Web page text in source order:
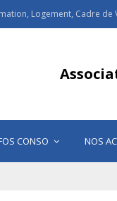
Logement, Cadre de
CONSO NOS